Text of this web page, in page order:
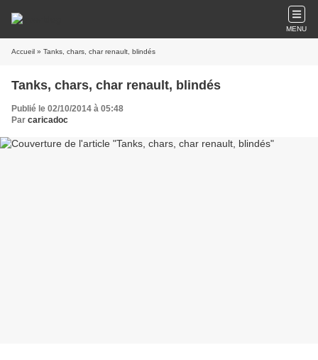
MENU
Accueil » Tanks, chars, char renault, blindés
Tanks, chars, char renault, blindés
Publié le 02/10/2014 à 05:48
Par caricadoc